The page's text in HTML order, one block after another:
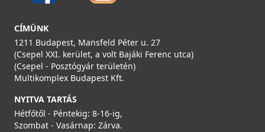
CÍMÜNK
1211 Budapest, Mansfeld Péter u. 27
(Csepel XXI. kerület, a volt Bajáki Ferenc utca)
(Csepel - Posztógyár területén)
Multikomplex Budapest Kft.
NYITVA TARTÁS
Hétfőtől - Péntekig: 8-16-ig,
Szombat - Vasárnap: Zárva.